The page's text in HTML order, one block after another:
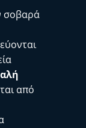
σοβαρά
από